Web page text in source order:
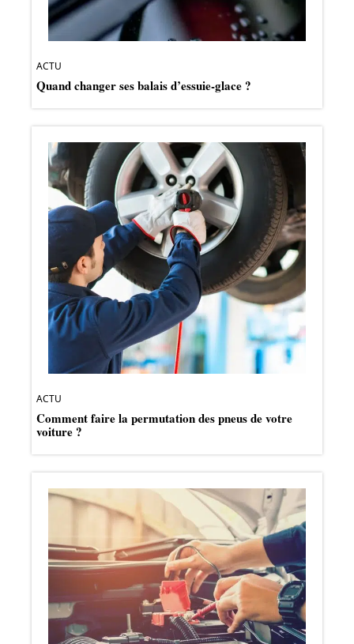
ACTU
Quand changer ses balais d’essuie-glace ?
ACTU
Comment faire la permutation des pneus de votre
voiture ?